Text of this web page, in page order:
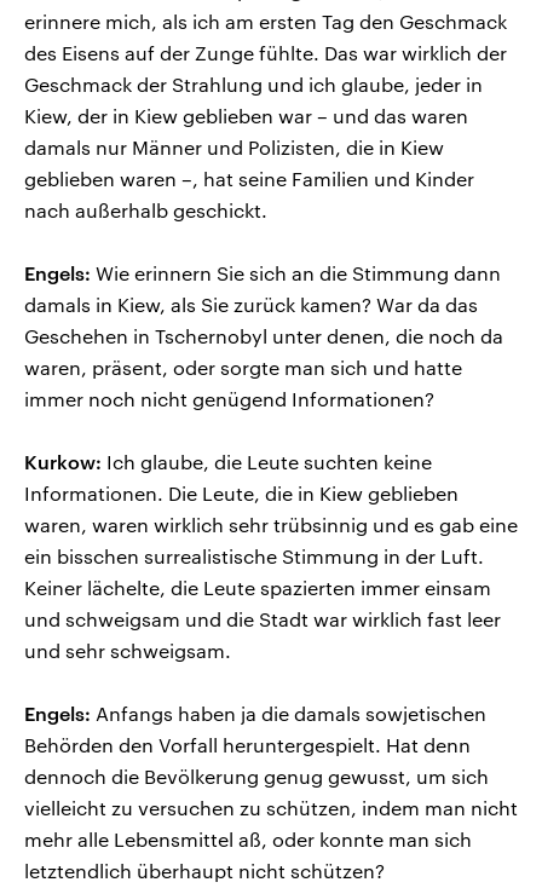
erinnere mich, als ich am ersten Tag den Geschmack
des Eisens auf der Zunge fühlte. Das war wirklich der
Geschmack der Strahlung und ich glaube, jeder in
Kiew, der in Kiew geblieben war – und das waren
damals nur Männer und Polizisten, die in Kiew
geblieben waren –, hat seine Familien und Kinder
nach außerhalb geschickt.
Engels: Wie erinnern Sie sich an die Stimmung dann
damals in Kiew, als Sie zurück kamen? War da das
Geschehen in Tschernobyl unter denen, die noch da
waren, präsent, oder sorgte man sich und hatte
immer noch nicht genügend Informationen?
Kurkow: Ich glaube, die Leute suchten keine
Informationen. Die Leute, die in Kiew geblieben
waren, waren wirklich sehr trübsinnig und es gab eine
ein bisschen surrealistische Stimmung in der Luft.
Keiner lächelte, die Leute spazierten immer einsam
und schweigsam und die Stadt war wirklich fast leer
und sehr schweigsam.
Engels: Anfangs haben ja die damals sowjetischen
Behörden den Vorfall heruntergespielt. Hat denn
dennoch die Bevölkerung genug gewusst, um sich
vielleicht zu versuchen zu schützen, indem man nicht
mehr alle Lebensmittel aß, oder konnte man sich
letztendlich überhaupt nicht schützen?